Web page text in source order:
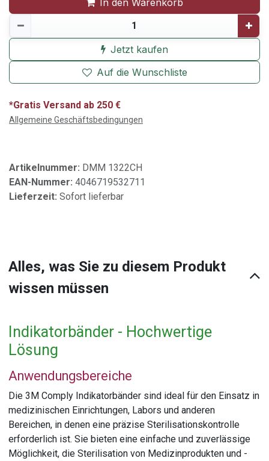
Jetzt kaufen
Auf die Wunschliste
*Gratis Versand ab 250 €
Allgemeine Geschäftsbedingungen
Artikelnummer: DMM 1322CH
EAN-Nummer: 4046719532711
Lieferzeit: Sofort lieferbar
Alles, was Sie zu diesem Produkt
wissen müssen
Indikatorbänder - Hochwertige
Lösung
Anwendungsbereiche
Die 3M Comply Indikatorbänder sind ideal für den Einsatz in
medizinischen Einrichtungen, Labors und anderen
Bereichen, in denen eine präzise Sterilisationskontrolle
erforderlich ist. Sie bieten eine einfache und zuverlässige
Möglichkeit, die Sterilisation von Medizinprodukten und -